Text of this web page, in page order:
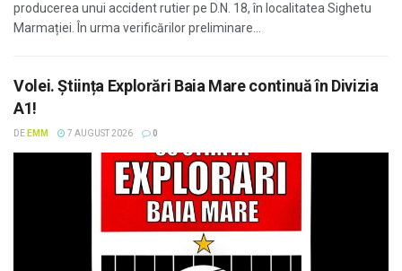
producerea unui accident rutier pe D.N. 18, în localitatea Sighetu
Marmației. În urma verificărilor preliminare...
Volei. Știința Explorări Baia Mare continuă în Divizia
A1!
DE EMM 7 AUGUST 2026 0